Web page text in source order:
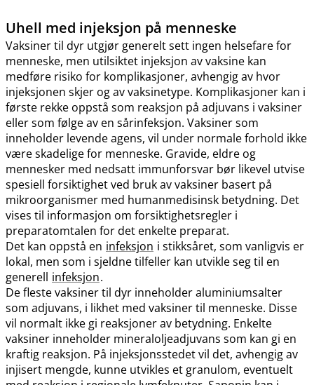
Uhell med injeksjon på menneske
Vaksiner til dyr utgjør generelt sett ingen helsefare for
menneske, men utilsiktet injeksjon av vaksine kan
medføre risiko for komplikasjoner, avhengig av hvor
injeksjonen skjer og av vaksinetype. Komplikasjoner kan i
første rekke oppstå som reaksjon på adjuvans i vaksiner
eller som følge av en sårinfeksjon. Vaksiner som
inneholder levende agens, vil under normale forhold ikke
være skadelige for menneske. Gravide, eldre og
mennesker med nedsatt immunforsvar bør likevel utvise
spesiell forsiktighet ved bruk av vaksiner basert på
mikroorganismer med humanmedisinsk betydning. Det
vises til informasjon om forsiktighetsregler i
preparatomtalen for det enkelte preparat.
Det kan oppstå en infeksjon i stikksåret, som vanligvis er
lokal, men som i sjeldne tilfeller kan utvikle seg til en
generell infeksjon.
De fleste vaksiner til dyr inneholder aluminiumsalter
som adjuvans, i likhet med vaksiner til menneske. Disse
vil normalt ikke gi reaksjoner av betydning. Enkelte
vaksiner inneholder mineraloljeadjuvans som kan gi en
kraftig reaksjon. På injeksjonsstedet vil det, avhengig av
injisert mengde, kunne utvikles et granulom, eventuelt